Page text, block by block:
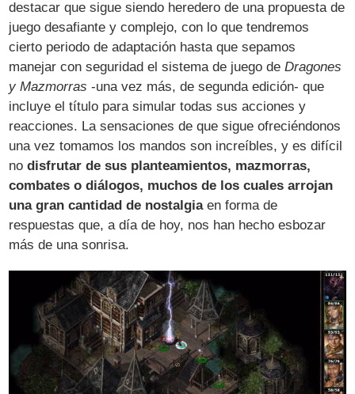
destacar que sigue siendo heredero de una propuesta de
juego desafiante y complejo, con lo que tendremos
cierto periodo de adaptación hasta que sepamos
manejar con seguridad el sistema de juego deDragones
y Mazmorras -una vez más, de segunda edición- que
incluye el título para simular todas sus acciones y
reacciones. La sensaciones de que sigue ofreciéndonos
una vez tomamos los mandos son increíbles, y es difícil
nodisfrutar de sus planteamientos, mazmorras,
combates o diálogos, muchos de los cuales arrojan
una gran cantidad de nostalgiaen forma de
respuestas que, a día de hoy, nos han hecho esbozar
más de una sonrisa.